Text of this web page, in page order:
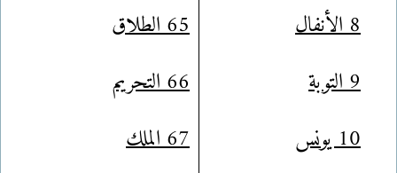
8 الأنفال
9 التوبة
10 يونس
65 الطلاق
66 التحريم
67 الملك